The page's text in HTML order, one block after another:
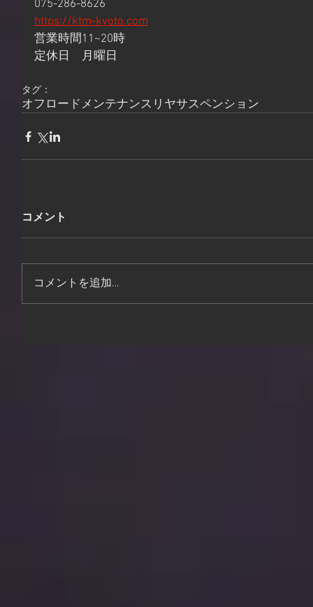
075-286-8626
https://ktm-kyoto.com
営業時間11~20時
定休日　月曜日
タグ：
オフロード メンテナンス リヤサスペンション
コメント
コメントを追加…